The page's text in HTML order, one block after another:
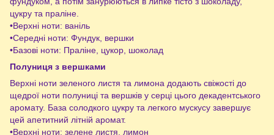
цукру та праліне.
•Верхні ноти: ваніль
•Середні ноти: Фундук, вершки
•Базові ноти: Праліне, цукор, шоколад
Полуниця з вершками
Верхні ноти зеленого листя та лимона додають свіжості до
щедрої ноти полуниці та вершків у серці цього декадентського
аромату. База солодкого цукру та легкого мускусу завершує
цей апетитний літній аромат.
•Верхні ноти: зелене листя, лимон